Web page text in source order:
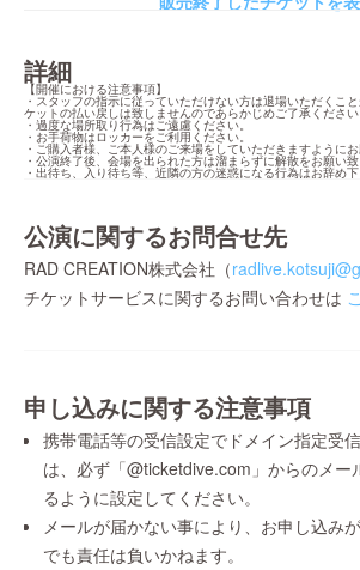
詳細
【開催における注意事項】
・スタッフの指示に従っていただけない方は退場いただくこ
ケットの払い戻しは致しませんのであらかじめご了承ください
・過度な場所取り行為はご遠慮ください。
・お手荷物はロッカーをご利用ください。
・ご購入者様、ご本人様のご来場をしていただきますようにお
・公演終了後、会場を出られた方は溜まらずに解散をお願い致
・出待ち、入り待ち等、近隣の方の迷惑になる行為はお辞め下
公演に関するお問合せ先
RAD CREATION株式会社（
チケットサービスに関するお問い合わせは
申し込みに関する注意事項
携帯電話等の受信設定でドメイン指定受
は、必ず「@ticketdive.com」からのメー
るように設定してください。
メールが届かない事により、お申し込み
でも責任は負いかねます。